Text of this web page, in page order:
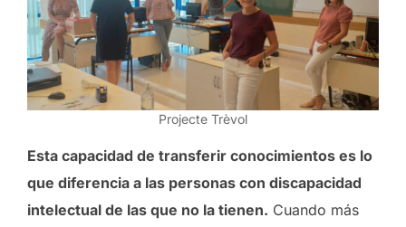
Projecte Trèvol
Esta capacidad de transferir conocimientos es lo
que diferencia a las personas con discapacidad
intelectual de las que no la tienen. Cuando más